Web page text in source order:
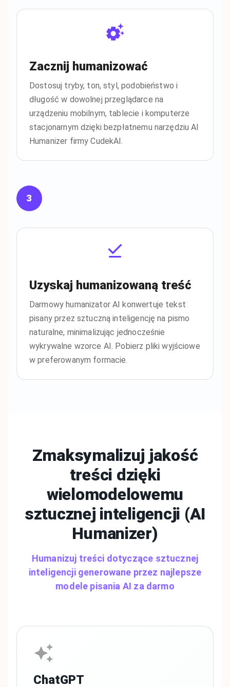
Zacznij humanizować
Dostosuj tryby, ton, styl, podobieństwo i
długość w dowolnej przeglądarce na
urządzeniu mobilnym, tablecie i komputerze
stacjonarnym dzięki bezpłatnemu narzędziu AI
Humanizer firmy CudekAI.
3
Uzyskaj humanizowaną treść
Darmowy humanizator AI konwertuje tekst
pisany przez sztuczną inteligencję na pismo
naturalne, minimalizując jednocześnie
wykrywalne wzorce AI. Pobierz pliki wyjściowe
w preferowanym formacie.
Zmaksymalizuj jakość
treści dzięki
wielomodelowemu
sztucznej inteligencji (AI
Humanizer)
Humanizuj treści dotyczące sztucznej
inteligencji generowane przez najlepsze
modele pisania AI za darmo
ChatGPT